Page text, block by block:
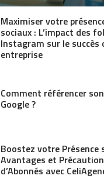
Maximiser votre
sociaux : L’impact des
Instagram sur le succès
entreprise
Comment référencer
Google ?
Boostez votre Présence
Avantages et
d’Abonnés avec